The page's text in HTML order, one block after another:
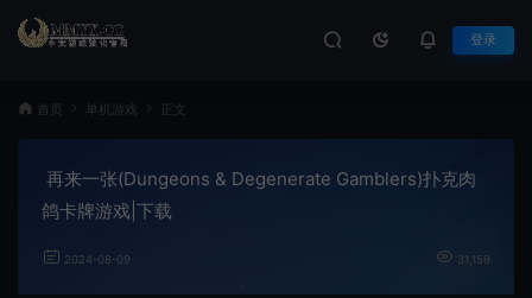
登录
首页 单机游戏 正文
再来一张(Dungeons & Degenerate Gamblers)扑克肉
鸽卡牌游戏|下载
2024-08-09 31,159